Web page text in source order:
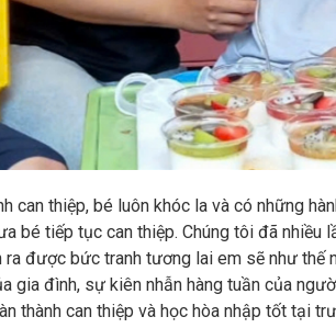
can thiệp, bé luôn khóc la và có những
bé tiếp tục can thiệp. Chúng tôi đã nhiều
ra được bức tranh tương lai em sẽ như
gia đình, sự kiên nhẫn hàng tuần của
thành can thiệp và học hòa nhập tốt tại